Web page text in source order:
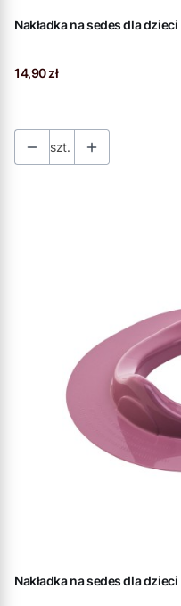
Nakładka na sedes dla
Cena
14,90 zł
szt.
Nakładka na sedes dla